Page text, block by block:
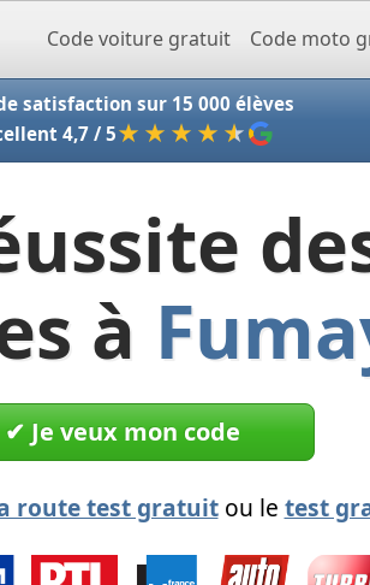
Codeclic
Code voiture gratuit Code moto
satisfaction sur 15 000 élèves
4,7 / 5★★★★ ★
à
✔︎ Je veux mon code
route test gratuitou le test